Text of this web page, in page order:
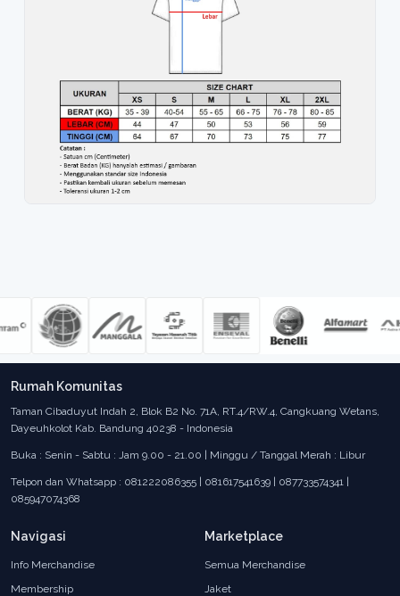
Rumah Komunitas
Taman Cibaduyut Indah 2, Blok B2 No. 71A, RT.4/RW.4, Cangkuang Wetans,
Dayeuhkolot Kab. Bandung 40238 - Indonesia
Buka : Senin - Sabtu : Jam 9.00 - 21.00 | Minggu / Tanggal Merah : Libur
Telpon dan Whatsapp : 081222086355 | 081617541639 | 087733574341 |
085947074368
Navigasi
Info Merchandise
Membership
Marketplace
Semua Merchandise
Jaket